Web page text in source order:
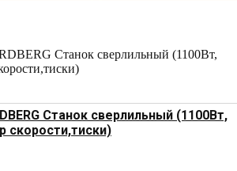
Станок сверлильный (1100Вт,
скорости,тиски)